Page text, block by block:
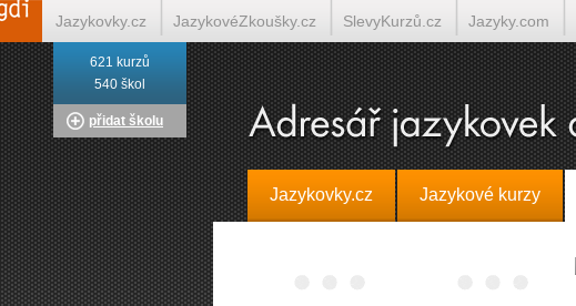
Jazykovky.cz Jazykové kurzy
621 kurzů
540 škol
přidat školu
Jazykovky.cz JazykovéZkoušky.cz SlevyKurzů.cz Jazyky.com
Italština on-line Tlumočení-Překlady.cz Překládá.cz Tlumočí.cz